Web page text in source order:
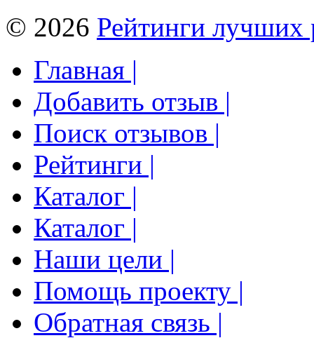
© 2026 Рейтинги лучших
Главная |
Добавить отзыв |
Поиск отзывов |
Рейтинги |
Каталог |
Каталог |
Наши цели |
Помощь проекту |
Обратная связь |